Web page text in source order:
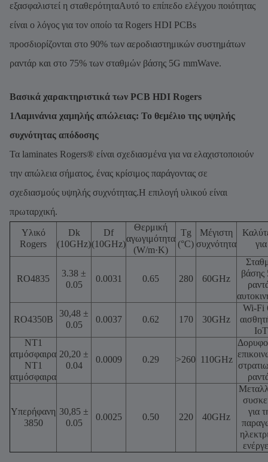
εξασφαλιστεί η σταθερότηταΑυτό το επίπεδο ελέγχου ποιότητας
είναι ο λόγος για τον οποίο τα Rogers HDI PCBs
προσδιορίζονται στο 90% των αεροδιαστημικών συστημάτων
ραντάρ και στο 75% των σταθμών βάσης 5G mmWave.
Βασικά χαρακτηριστικά των PCB HDI Rogers
1Λαμινάνια χαμηλής απώλειας: Το θεμέλιο της υψηλής
συχνότητας απόδοσης
Τα laminates Rogers® είναι σχεδιασμένα για να ελαχιστοποιούν
την απώλεια σήματος, ένας κρίσιμος παράγοντας σε
σχεδιασμούς υψηλής συχνότητας.Η επιλογή υλικού είναι
πρωταρχική.
Υλικό
Rogers
Dk
(10GHz)
Df
(10GHz)
Θερμική
αγωγιμότητα
(W/m·K)
Tg
(°C)
Μέγιστη
συχνότητα
για
RO4835
3.38 ±
0.05
0.0031 0.65 280 60GHz
βάσης
RO4350B
30,48 ±
0.05
0.0037 0.62 170 30GHz
Wi-Fi
IoT
NT1
ατμόσφαιρα
NT1
ατμόσφαιρα
20,20 ±
0.04
0.0009 0.29 >260 110GHz
Υπερήφανη
3850
30,85 ±
0.05
0.0025 0.50 220 40GHz
για